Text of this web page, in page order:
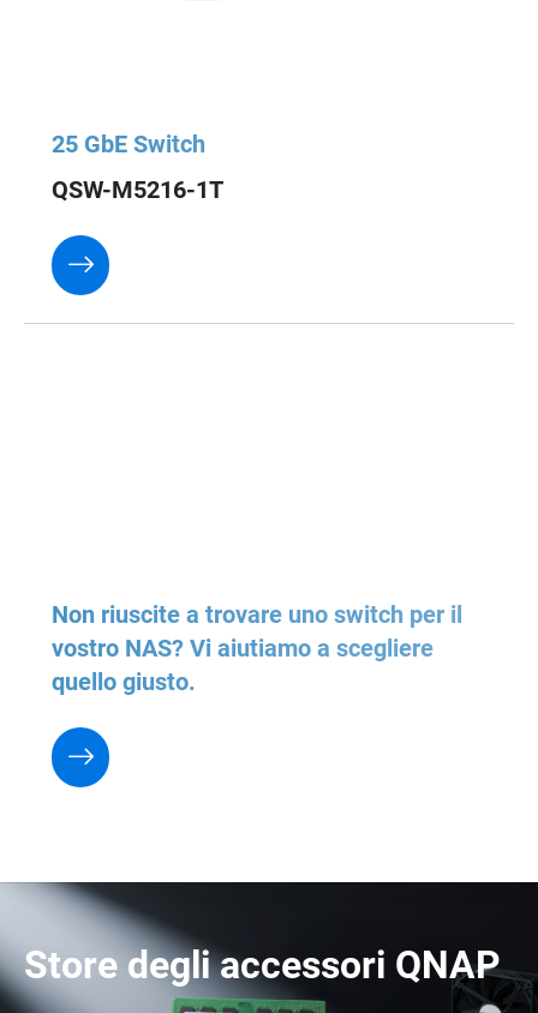
25 GbE Switch
QSW-M5216-1T
Non riuscite a trovare uno switch per il
vostro NAS? Vi aiutiamo a scegliere
quello giusto.
Store degli accessori QNAP